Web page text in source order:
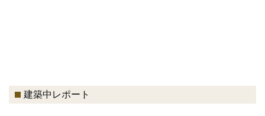
建築中レポート